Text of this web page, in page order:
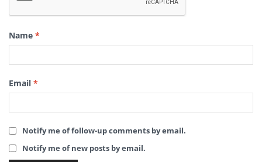
Name *
Email *
Notify me of follow-up comments by email.
Notify me of new posts by email.